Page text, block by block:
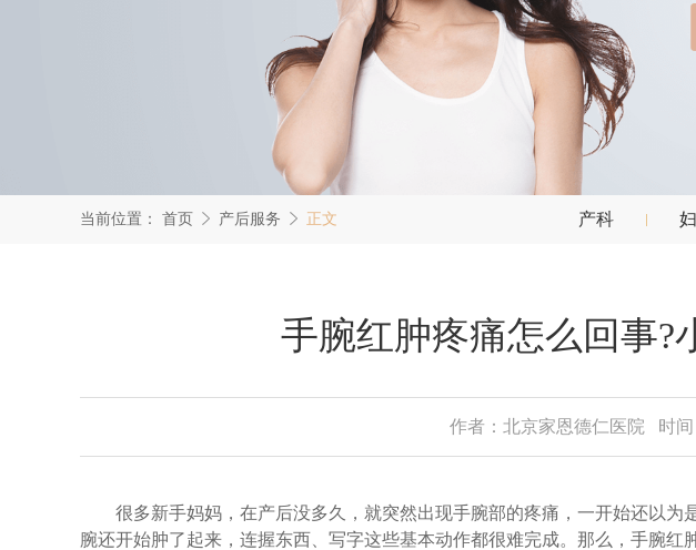
当前位置： 首页 产后服务 正文 产科
手腕红肿疼痛怎么回事?
作者：北京家恩德仁医院 时间
很多新手妈妈，在产后没多久，就突然出现手腕部的疼痛，一开始还以为
腕还开始肿了起来，连握东西、写字这些基本动作都很难完成。那么，手腕红